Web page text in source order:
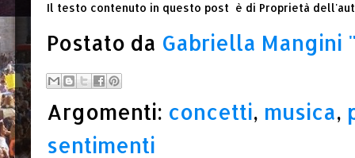
Il testo contenuto in questo post è di Proprietà
Postato da Gabriella
Argomenti: concetti, musica,
sentimenti